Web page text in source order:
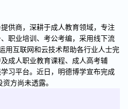
供商，深耕于成人教育领域，专注
职业培训、考公考编，采用线下流
用互联网和云技术帮助各行业人士完
成人职业教育课程、成人高考辅
习平台。近日，明德博学宣布完成
方尚未透露。